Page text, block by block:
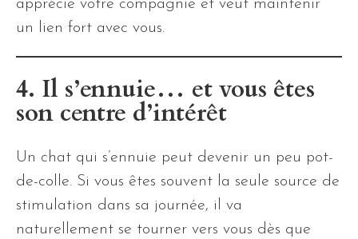
apprécie votre compagnie et veut maintenir
un lien fort avec vous.
4. Il s’ennuie… et vous êtes
son centre d’intérêt
Un chat qui s’ennuie peut devenir un peu pot-
de-colle. Si vous êtes souvent la seule source de
stimulation dans sa journée, il va
naturellement se tourner vers vous dès que